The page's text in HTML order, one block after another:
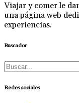
Viajar y comer le
una página web
experiencias.
Buscador
Buscar:
Redes sociales